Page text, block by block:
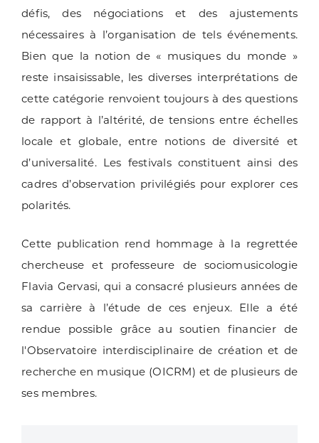
défis, des négociations et des ajustements
nécessaires à l’organisation de tels événements.
Bien que la notion de « musiques du monde »
reste insaisissable, les diverses interprétations de
cette catégorie renvoient toujours à des questions
de rapport à l’altérité, de tensions entre échelles
locale et globale, entre notions de diversité et
d’universalité. Les festivals constituent ainsi des
cadres d’observation privilégiés pour explorer ces
polarités.
Cette publication rend hommage à la regrettée
chercheuse et professeure de sociomusicologie
Flavia Gervasi, qui a consacré plusieurs années de
sa carrière à l’étude de ces enjeux. Elle a été
rendue possible grâce au soutien financier de
l'Observatoire interdisciplinaire de création et de
recherche en musique (OICRM) et de plusieurs de
ses membres.